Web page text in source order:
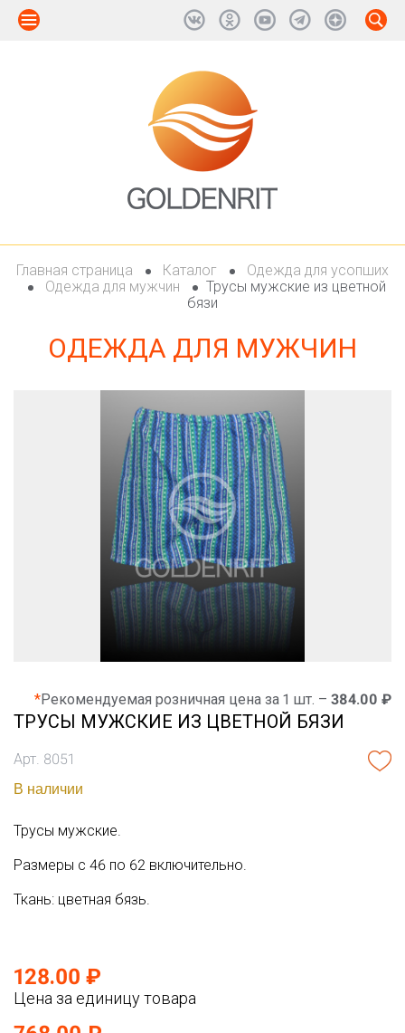
Главная страница Каталог
Одежда для усопших
Одежда для мужчин
Трусы мужские из цветной
бязи
ОДЕЖДА ДЛЯ МУЖЧИН
*Рекомендуемая розничная цена за 1 шт. – 384.00 ₽
ТРУСЫ МУЖСКИЕ ИЗ ЦВЕТНОЙ БЯЗИ
Арт. 8051
В наличии
Трусы мужские.
Размеры с 46 по 62 включительно.
Ткань: цветная бязь.
128.00 ₽
Цена за единицу товара